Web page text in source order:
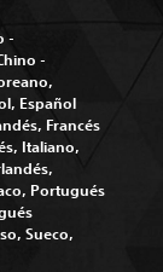
-
-
Español
Francés
Italiano,
Portugués
Sueco,